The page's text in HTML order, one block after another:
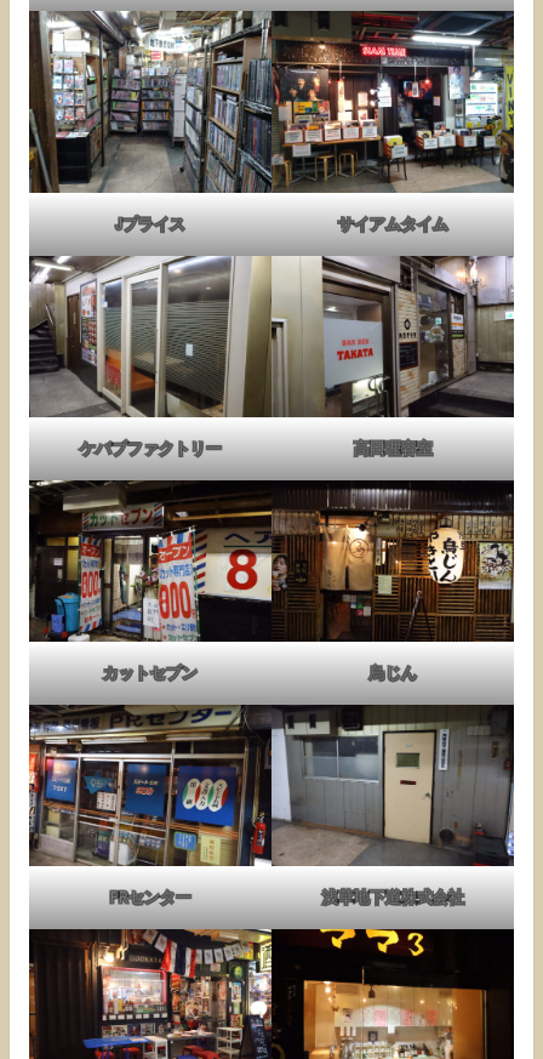
Jプライス サイアムタイム
ケバブファクトリー 高田理容室
カットセブン 鳥じん
PRセンター 浅草地下道株式会社